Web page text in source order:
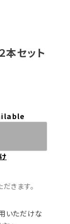
セット
きます。
いただけな